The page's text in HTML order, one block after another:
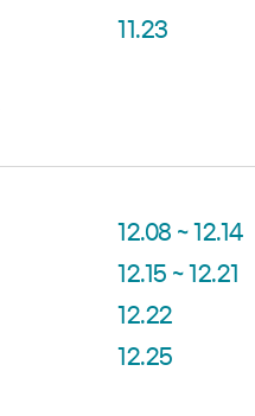
11.23
12.08 ~ 12.14
12.15 ~ 12.21
12.22
12.25